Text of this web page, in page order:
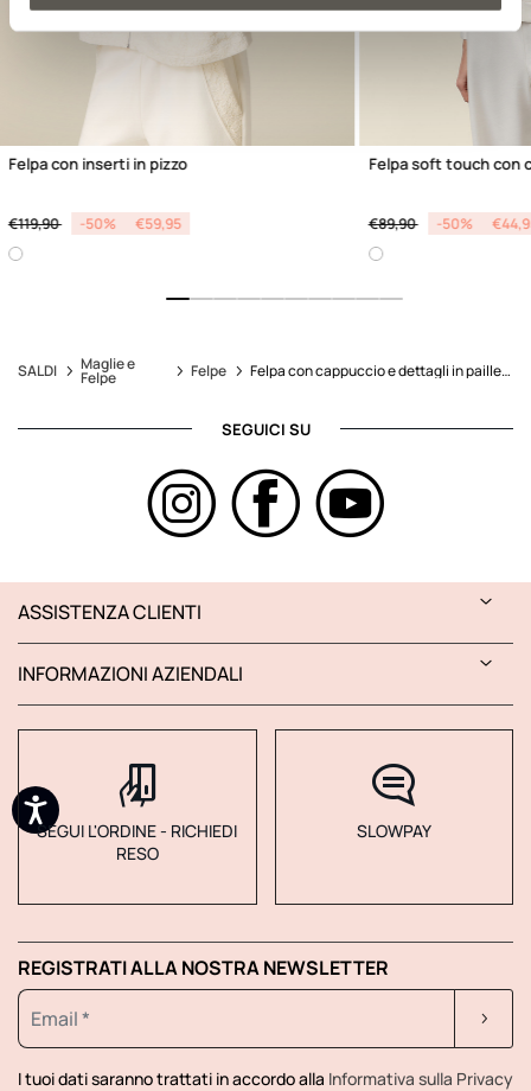
Felpa con inserti in pizzo
Price reduced from
€119,90 to -50% €59,95
Felpa soft touch con
Price reduced from
€89,90 to -50%
SALDI Maglie e
Felpe Felpe Felpa con cappuccio e dettagli in paillettes
SEGUICI SU
ASSISTENZA CLIENTI
INFORMAZIONI AZIENDALI
SEGUI L'ORDINE - RICHIEDI
RESO
SLOWPAY
REGISTRATI ALLA NOSTRA NEWSLETTER
I tuoi dati saranno trattati in accordo alla Informativa sulla Privacy